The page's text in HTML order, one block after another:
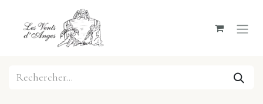
Se rendre au contenu